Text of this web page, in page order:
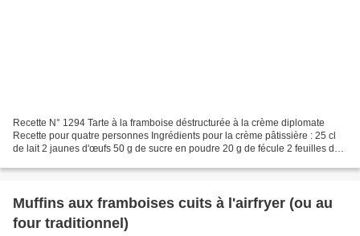
Recette N° 1294 Tarte à la framboise déstructurée à la crème diplomate
Recette pour quatre personnes Ingrédients pour la crème pâtissière : 25 cl
de lait 2 jaunes d'œufs 50 g de sucre en poudre 20 g de fécule 2 feuilles de
Muffins aux framboises cuits à l'airfryer (ou au
four traditionnel)